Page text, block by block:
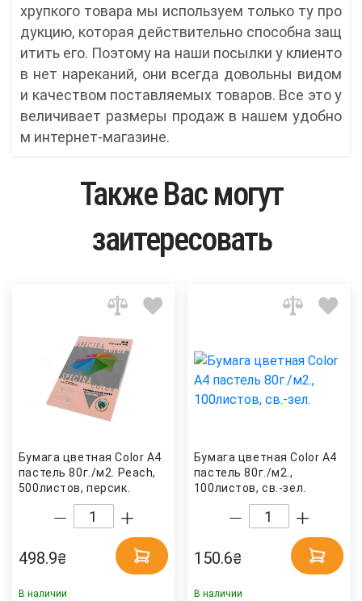
хрупкого товара мы используем только ту про
дукцию, которая действительно способна защ
итить его. Поэтому на наши посылки у клиенто
в нет нареканий, они всегда довольны видом
и качеством поставляемых товаров. Все это у
величивает размеры продаж в нашем удобно
м интернет-магазине.
Также Вас могут
заитересовать
Бумага цветная Color A4
пастель 80г./м2. Peach,
500листов, персик.
Spectra Color
498.9₴
В наличии
Бумага цветная Color A4
пастель 80г./м2.,
100листов, св.-зел.
150.6₴
В наличии